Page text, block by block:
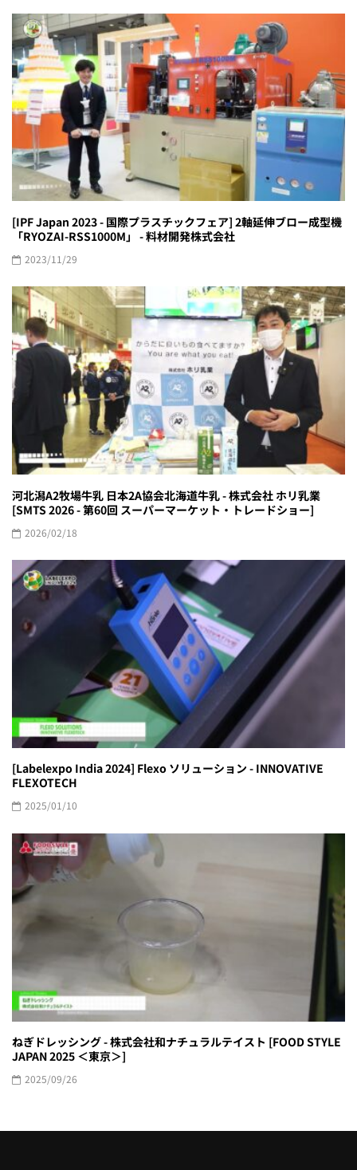
[IPF Japan 2023 - 国際プラスチックフェア] 2軸延伸ブロー成型機
「RYOZAI-RSS1000M」 - 料材開発株式会社
2023/11/29
河北潟A2牧場牛乳 日本2A協会北海道牛乳 - 株式会社 ホリ乳業
[SMTS 2026 - 第60回 スーパーマーケット・トレードショー]
2026/02/18
[Labelexpo India 2024] Flexo ソリューション - INNOVATIVE
FLEXOTECH
2025/01/10
ねぎドレッシング - 株式会社和ナチュラルテイスト [FOOD STYLE
JAPAN 2025 ＜東京＞]
2025/09/26